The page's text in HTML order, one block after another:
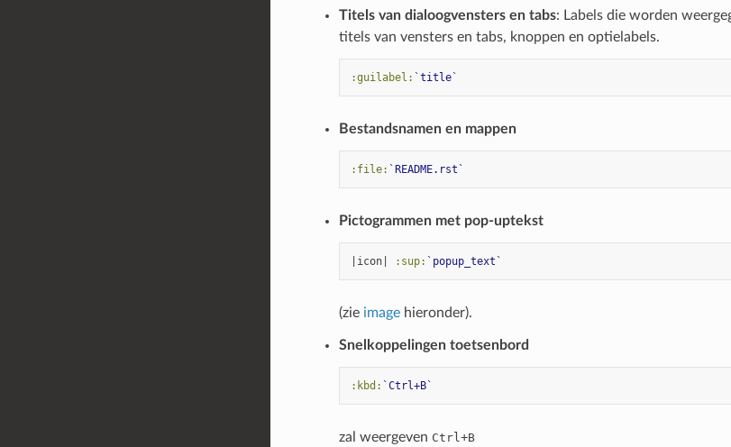
Titels van dialoogvensters en tabs: Labels die worden
titels van vensters en tabs, knoppen en optielabels.
:guilabel: `title`
Bestandsnamen en mappen
:file: `README.rst`
Pictogrammen met pop-uptekst
|icon| :sup: `popup_text`
(zie imagehieronder).
Snelkoppelingen toetsenbord
:kbd: `Ctrl+B`
zal weergeven Ctrl+B